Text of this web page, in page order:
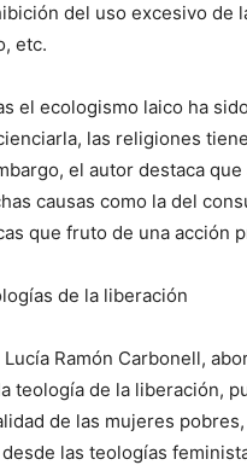
del uso excesivo de
etc.
el ecologismo laico ha
las religiones
el autor destaca
causas como la del
que fruto de una acción
de la liberación
Ramón Carbonell,
teología de la liberación,
de las mujeres
las teologías